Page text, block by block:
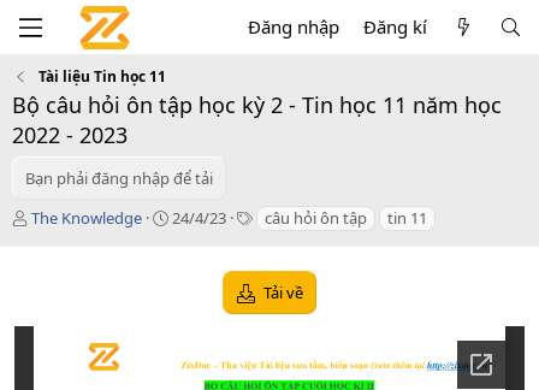
Đăng nhập Đăng kí
Tài liệu Tin học 11
Bộ câu hỏi ôn tập học kỳ 2 - Tin học 11 năm học
2022 - 2023
Bạn phải đăng nhập để tải
T
ả
The Knowledge
C
24/4/23
T câu hỏi ôn tập tin 11
Tải về